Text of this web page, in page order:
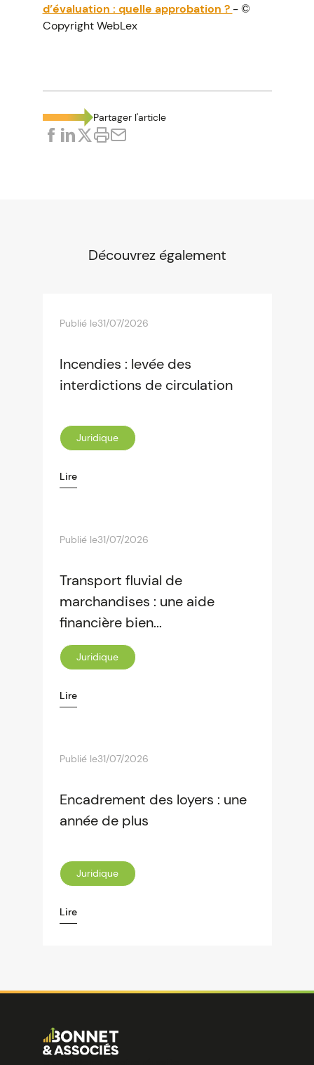
d’évaluation : quelle approbation ? - ©
Copyright WebLex
Partager l'article
Découvrez également
Publié le31/07/2026
Incendies : levée des
interdictions de circulation
Juridique
Lire
Publié le31/07/2026
Transport fluvial de
marchandises : une aide
financière bien...
Juridique
Lire
Publié le31/07/2026
Encadrement des loyers : une
année de plus
Juridique
Lire
Image